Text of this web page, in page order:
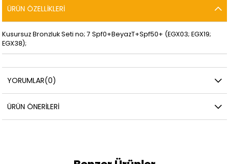
ÜRÜN ÖZELLIKLERI
Kusursuz Bronzluk Seti no; 7 Spf0+BeyazT+Spf50+ (EGX03; EGX19;
EGX38);
YORUMLAR(0)
ÜRÜN ÖNERILERI